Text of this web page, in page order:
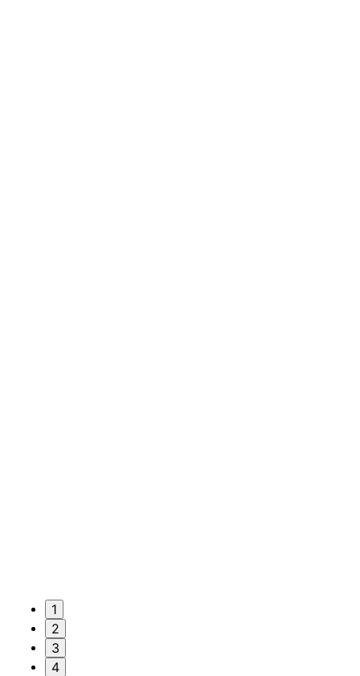
1
2
3
4